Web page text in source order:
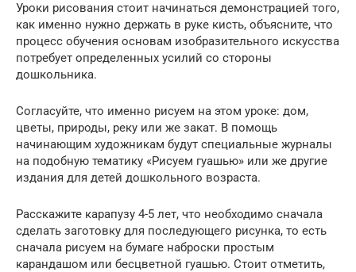
Уроки рисования стоит начинаться демонстрацией того,
как именно нужно держать в руке кисть, объясните, что
процесс обучения основам изобразительного искусства
потребует определенных усилий со стороны
дошкольника.
Согласуйте, что именно рисуем на этом уроке: дом,
цветы, природы, реку или же закат. В помощь
начинающим художникам будут специальные журналы
на подобную тематику «Рисуем гуашью» или же другие
издания для детей дошкольного возраста.
Расскажите карапузу 4-5 лет, что необходимо сначала
сделать заготовку для последующего рисунка, то есть
сначала рисуем на бумаге наброски простым
карандашом или бесцветной гуашью. Стоит отметить,